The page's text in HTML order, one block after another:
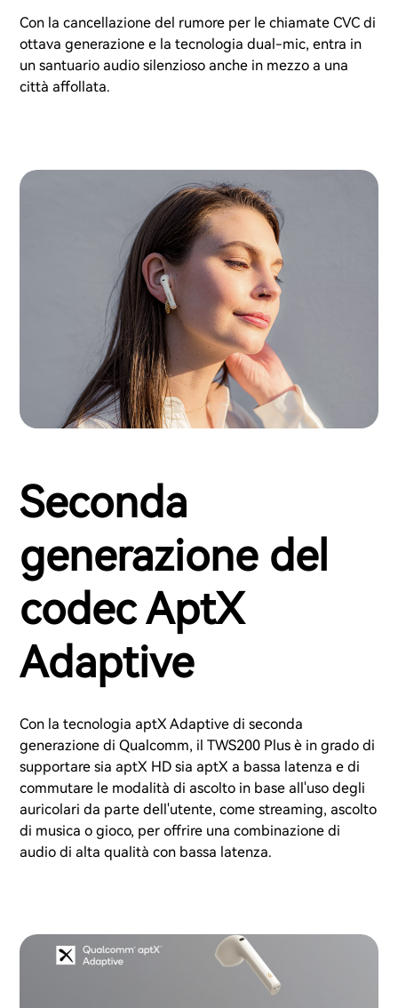
Con la cancellazione del rumore per le chiamate CVC di
ottava generazione e la tecnologia dual-mic, entra in
un santuario audio silenzioso anche in mezzo a una
città affollata.
Seconda
generazione del
codec AptX
Adaptive
Con la tecnologia aptX Adaptive di seconda
generazione di Qualcomm, il TWS200 Plus è in grado di
supportare sia aptX HD sia aptX a bassa latenza e di
commutare le modalità di ascolto in base all'uso degli
auricolari da parte dell'utente, come streaming, ascolto
di musica o gioco, per offrire una combinazione di
audio di alta qualità con bassa latenza.